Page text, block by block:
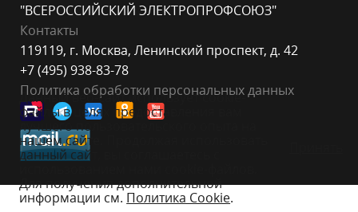
"ВСЕРОССИЙСКИЙ ЭЛЕКТРОПРОФСОЮЗ"
Контакты
119119, г. Москва, Ленинский проспект, д. 42
+7 (495) 938-83-78
Политика обработки персональных данных
Данный веб-сайт использует cookie-
файлы в целях предоставления вам
лучшего пользовательского опыта на
нашем сайте. Продолжая использовать
данный сайт, вы соглашаетесь с
Для получения дополнительной
информации см. Политика Cookie.